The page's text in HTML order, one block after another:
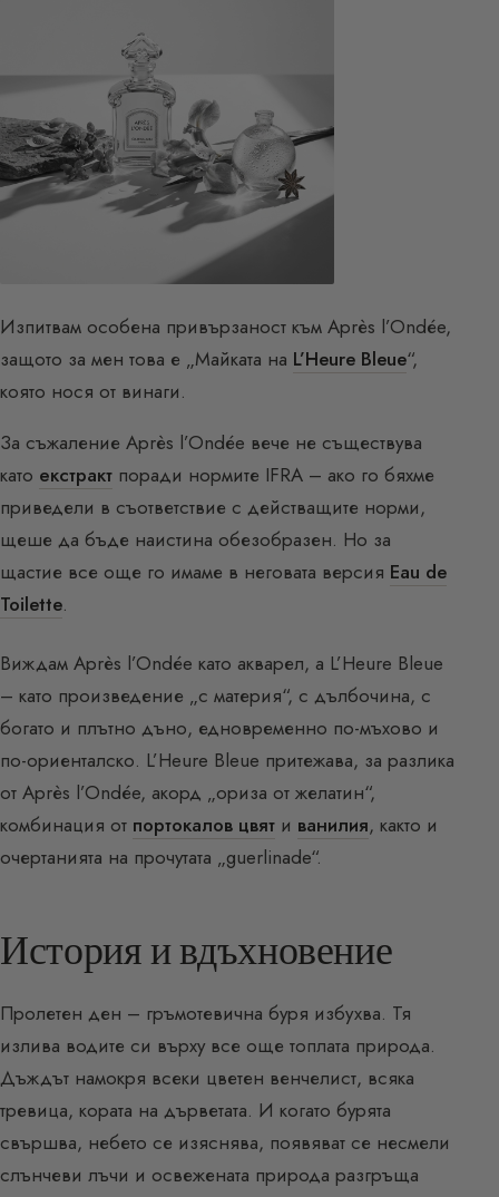
Изпитвам особена привързаност към Après l’Ondée,
защото за мен това е „Майката на L’Heure Bleue“,
която нося от винаги.
За съжаление Après l’Ondée вече не съществува
като екстракт поради нормите IFRA – ако го бяхме
приведели в съответствие с действащите норми,
щеше да бъде наистина обезобразен. Но за
щастие все още го имаме в неговата версия Eau de
Toilette.
Виждам Après l’Ondée като акварел, а L’Heure Bleue
– като произведение „с материя“, с дълбочина, с
богато и плътно дъно, едновременно по-мъхово и
по-ориенталско. L’Heure Bleue притежава, за разлика
от Après l’Ondée, акорд „ориза от желатин“,
комбинация от портокалов цвят и ванилия, както и
очертанията на прочутата „guerlinade“.
История и вдъхновение
Пролетен ден – гръмотевична буря избухва. Тя
излива водите си върху все още топлата природа.
Дъждът намокря всеки цветен венчелист, всяка
тревица, кората на дърветата. И когато бурята
свършва, небето се изяснява, появяват се несмели
слънчеви лъчи и освежената природа разгръща